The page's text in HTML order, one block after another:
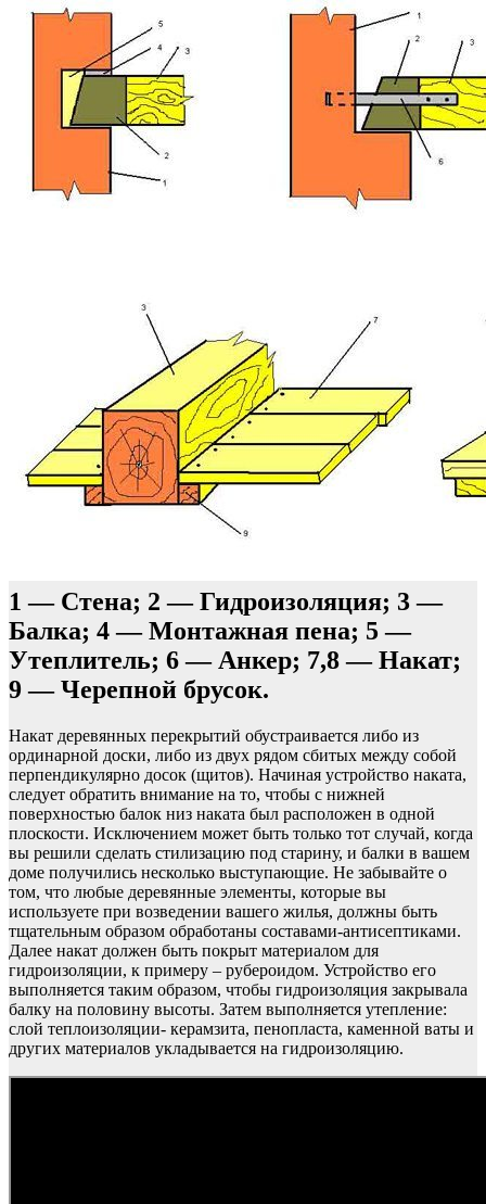
1 — Стена; 2 — Гидроизоляция; 3 —
Балка; 4 — Монтажная пена; 5 —
Утеплитель; 6 — Анкер; 7,8 — Накат;
9 — Черепной брусок.
Накат деревянных перекрытий обустраивается либо из
ординарной доски, либо из двух рядом сбитых между собой
перпендикулярно досок (щитов). Начиная устройство наката,
следует обратить внимание на то, чтобы с нижней
поверхностью балок низ наката был расположен в одной
плоскости. Исключением может быть только тот случай, когда
вы решили сделать стилизацию под старину, и балки в вашем
доме получились несколько выступающие. Не забывайте о
том, что любые деревянные элементы, которые вы
используете при возведении вашего жилья, должны быть
тщательным образом обработаны составами-антисептиками.
Далее накат должен быть покрыт материалом для
гидроизоляции, к примеру – рубероидом. Устройство его
выполняется таким образом, чтобы гидроизоляция закрывала
балку на половину высоты. Затем выполняется утепление:
слой теплоизоляции- керамзита, пенопласта, каменной ваты и
других материалов укладывается на гидроизоляцию.